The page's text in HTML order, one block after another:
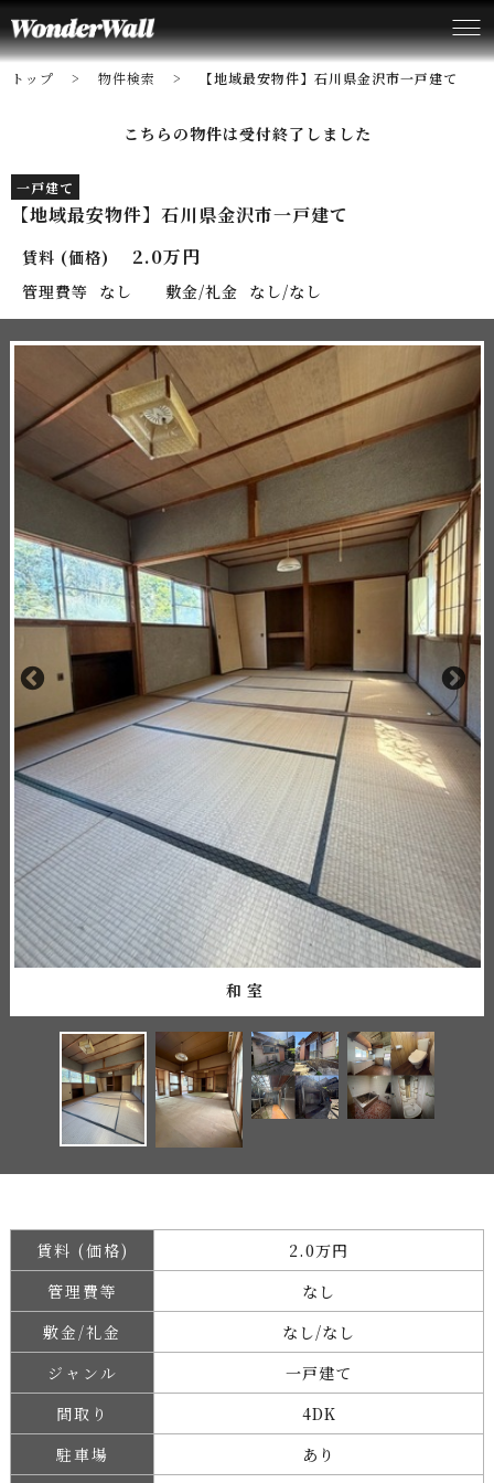
トップ 物件検索 【地域最安物件】石川県金沢市一戸建て
こちらの物件は受付終了しました
一戸建て
【地域最安物件】石川県金沢市一戸建て
賃料 (価格) 2.0万円
管理費等 なし 敷金/礼金 なし/なし
和室
賃料 (価格)
2.0万円
管理費等
なし
敷金/礼金
なし/なし
ジャンル
一戸建て
間取り
4DK
駐車場
あり